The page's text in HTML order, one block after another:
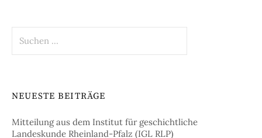
nach:
NEUESTE BEITRÄGE
Mitteilung aus dem Institut für geschichtliche
Landeskunde Rheinland-Pfalz (IGL RLP)